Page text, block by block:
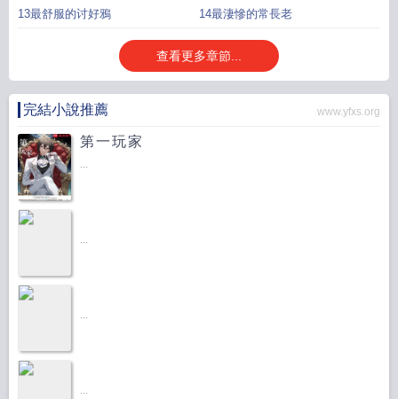
13最舒服的讨好鴉 14最淒慘的常長老
查看更多章節...
完結小說推薦 www.yfxs.org
第一玩家
...
...
...
...